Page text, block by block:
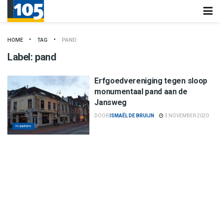
HOME TAG PAND
Label: pand
Haarlem
Erfgoedvereniging tegen sloop
monumentaal pand aan de
Jansweg
DOOR ISMAËL DE BRUIJN 3 NOVEMBER 2020